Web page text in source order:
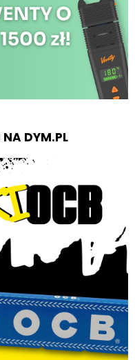
NA DYM.PL